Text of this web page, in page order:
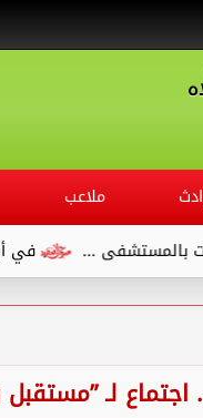
ملاعب
في أولى جولاته
اجتماع لـ